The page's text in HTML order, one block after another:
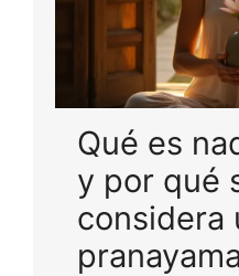
Qué es
y por qué
considera